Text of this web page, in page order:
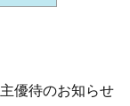
優待のお知らせ